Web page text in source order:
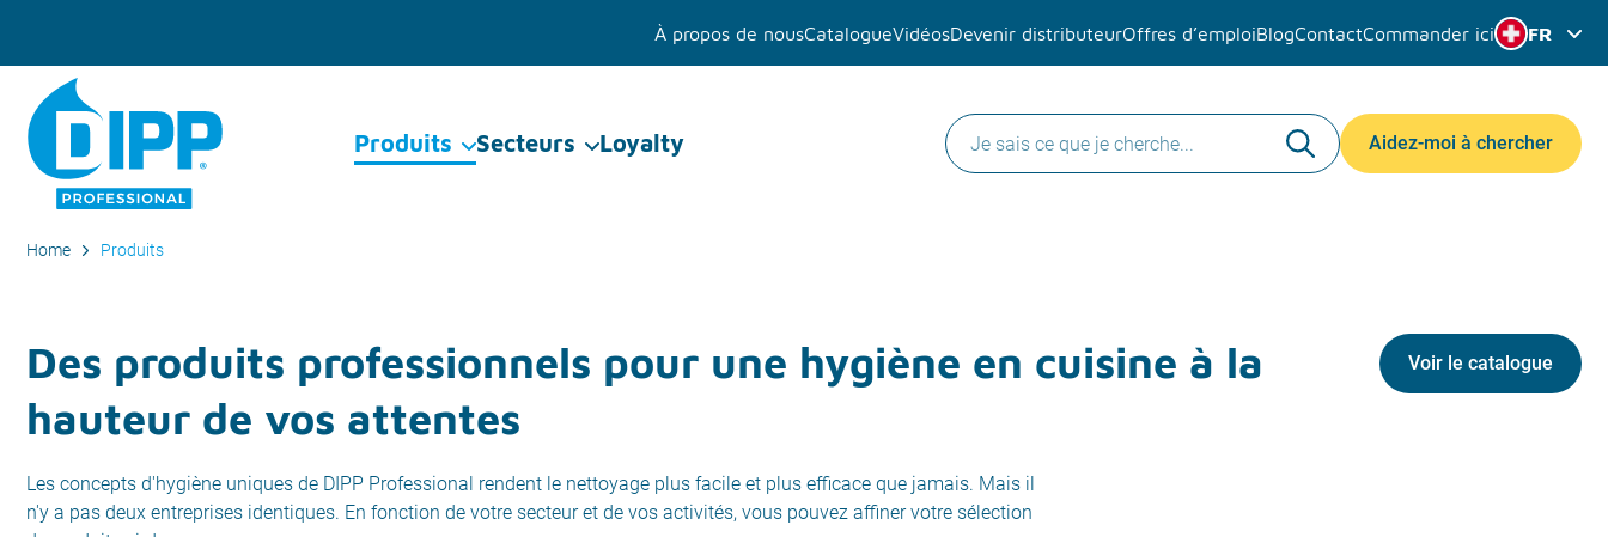
À propos de nousCatalogueVidéosDevenir distributeurOffres d’emploiBlogContactCommander ici FR
Produits Secteurs Loyalty Aidez-moi à chercher
Home Produits
Des produits professionnels pour une hygiène en cuisine à la
hauteur de vos attentes
Les concepts d'hygiène uniques de DIPP Professional rendent le nettoyage plus facile et plus efficace que jamais. Mais il
n'y a pas deux entreprises identiques. En fonction de votre secteur et de vos activités, vous pouvez affiner votre sélection
Voir le catalogue